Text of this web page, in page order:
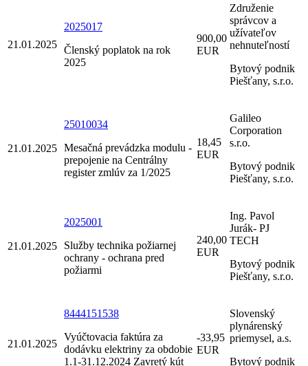
21.01.2025
2025017
Členský poplatok na rok
2025
900,00
EUR
Združenie
správcov a
užívateľov
nehnuteľností
Bytový podnik
Piešťany, s.r.o.
21.01.2025
25010034
Mesačná prevádzka modulu -
prepojenie na Centrálny
register zmlúv za 1/2025
18,45
EUR
Galileo
Corporation
s.r.o.
Bytový podnik
Piešťany, s.r.o.
21.01.2025
2025001
Služby technika požiarnej
ochrany - ochrana pred
požiarmi
240,00
EUR
Ing. Pavol
Jurák- PJ
TECH
Bytový podnik
Piešťany, s.r.o.
21.01.2025
8444151538
Vyúčtovacia faktúra za
dodávku elektriny za obdobie
1.1-31.12.2024 Zavretý kút
-33,95
EUR
Slovenský
plynárenský
priemysel, a.s.
Bytový podnik